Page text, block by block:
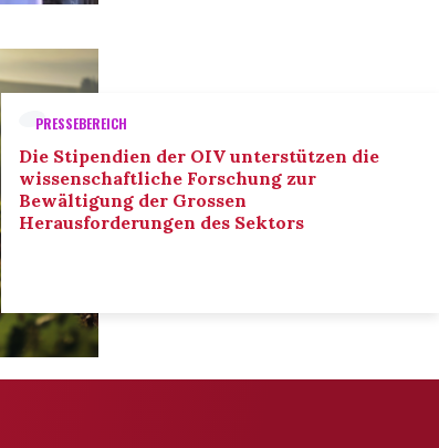
PRESSEBEREICH
Die Stipendien der OIV unterstützen die
wissenschaftliche Forschung zur
Bewältigung der Grossen
Herausforderungen des Sektors